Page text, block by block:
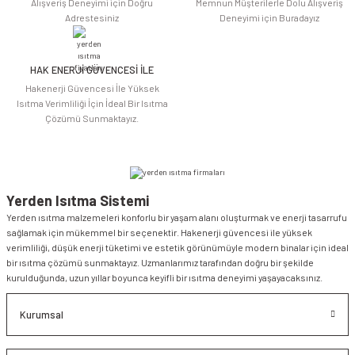
Alışveriş Deneyimi için Doğru
Adrestesiniz
Memnun Müşterilerle Dolu Alışveriş
Deneyimi için Buradayız
HAK ENERJİ GÜVENCESİ İLE
Hakenerji Güvencesi İle Yüksek
Isıtma Verimliliği İçin İdeal Bir Isıtma
Çözümü Sunmaktayız.
Yerden Isıtma Sistemi
Yerden ısıtma malzemeleri konforlu bir yaşam alanı oluşturmak ve enerji tasarrufu
sağlamak için mükemmel bir seçenektir. Hakenerji güvencesi ile yüksek
verimliliği, düşük enerji tüketimi ve estetik görünümüyle modern binalar için ideal
bir ısıtma çözümü sunmaktayız. Uzmanlarımız tarafından doğru bir şekilde
kurulduğunda, uzun yıllar boyunca keyifli bir ısıtma deneyimi yaşayacaksınız.
Kurumsal